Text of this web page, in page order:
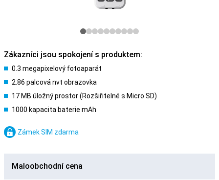
Zákazníci jsou spokojení s produktem:
0.3 megapixelový fotoaparát
2.86 palcová nvt obrazovka
17 MB úložný prostor (Rozšiřitelné s Micro SD)
1000 kapacita baterie mAh
Zámek SIM zdarma
Maloobchodní cena